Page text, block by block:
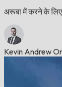
अरूबा में करने के लिए
Kevin Andrew